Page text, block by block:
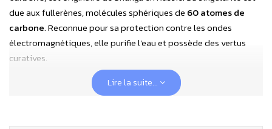
due aux fullerènes, molécules sphériques de 60 atomes de
carbone. Reconnue pour sa protection contre les ondes
électromagnétiques, elle purifie l'eau et possède des vertus
curatives.
La shungite est dotée d'une composition riche, renfermant
presque l'ensemble des minéraux du tableau périodique des
Lire la suite...